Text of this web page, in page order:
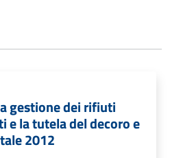
gestione dei rifiuti
e la tutela del decoro e
2012